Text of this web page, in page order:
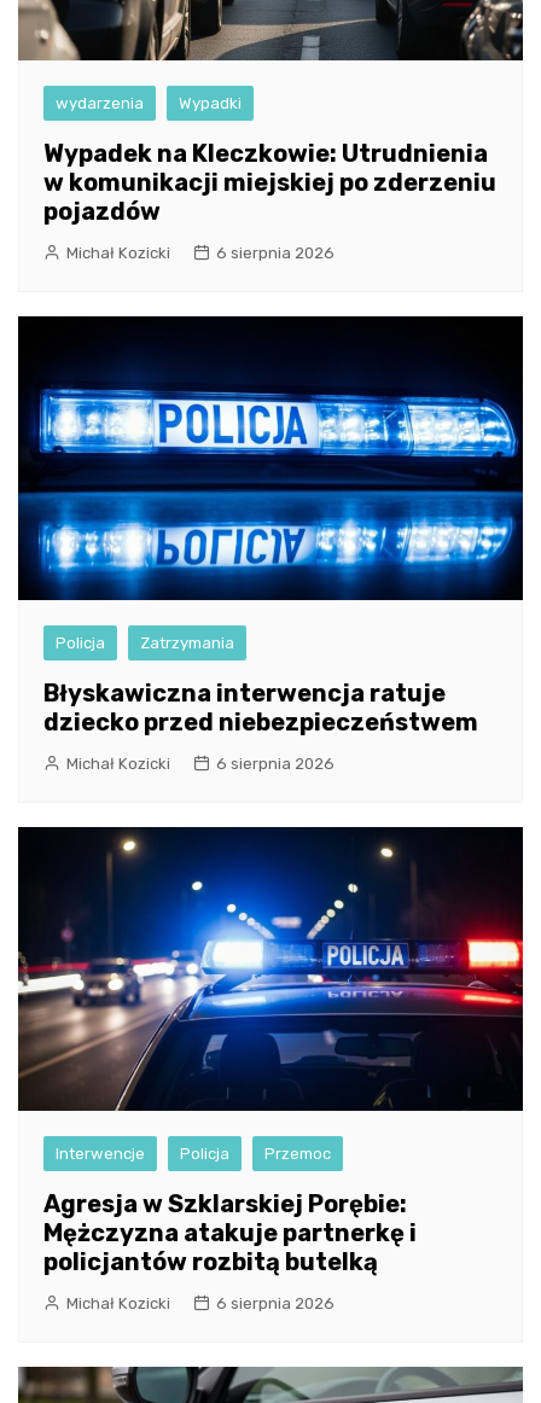
wydarzenia Wypadki
Wypadek na Kleczkowie: Utrudnienia
w komunikacji miejskiej po zderzeniu
pojazdów
Michał Kozicki 6 sierpnia 2026
Policja Zatrzymania
Błyskawiczna interwencja ratuje
dziecko przed niebezpieczeństwem
Michał Kozicki 6 sierpnia 2026
Interwencje Policja Przemoc
Agresja w Szklarskiej Porębie:
Mężczyzna atakuje partnerkę i
policjantów rozbitą butelką
Michał Kozicki 6 sierpnia 2026